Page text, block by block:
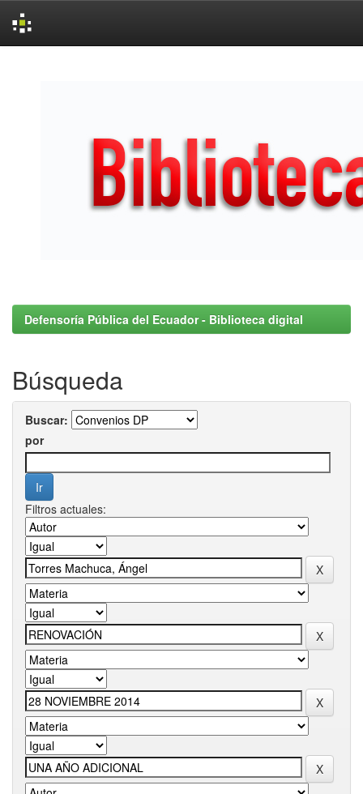
Defensoría Pública del Ecuador - Biblioteca digital
Búsqueda
Buscar:
por
Filtros actuales: